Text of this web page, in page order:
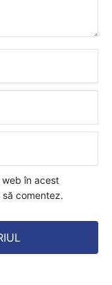
web în acest
comentez.